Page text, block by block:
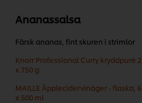
Ananassalsa
Färsk ananas, fint skuren i strimlor
Knorr Professional Curry kryddpuré 2
x 750 g
MAILLE Äpplecidervinäger - flaska, 6
x 500 ml